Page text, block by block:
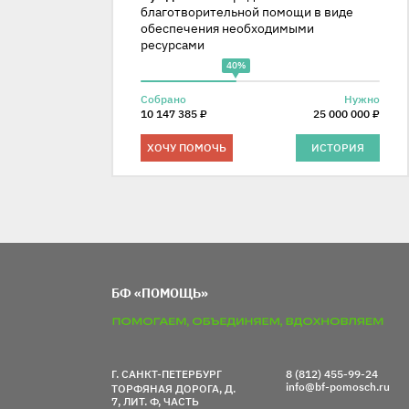
благотворительной помощи в виде
обеспечения необходимыми
ресурсами
40%
Собрано
10 147 385 ₽
Нужно
25 000 000 ₽
ХОЧУ ПОМОЧЬ ИСТОРИЯ
БФ «ПОМОЩЬ»
Г. САНКТ-ПЕТЕРБУРГ
ТОРФЯНАЯ ДОРОГА, Д.
7, ЛИТ. Ф, ЧАСТЬ
8 (812) 455-99-24
info@bf-pomosch.ru